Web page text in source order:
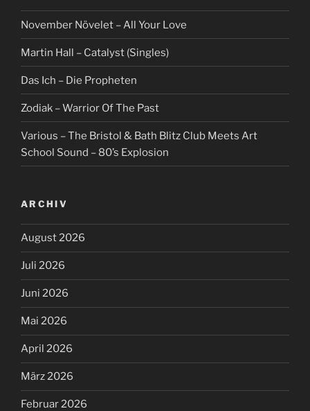
November Növelet – All Your Love
Martin Hall – Catalyst (Singles)
Das Ich – Die Propheten
Zodiak – Warrior Of The Past
Various – The Bristol & Bath Blitz Club Meets Art
School Sound – 80’s Explosion
ARCHIV
August 2026
Juli 2026
Juni 2026
Mai 2026
April 2026
März 2026
Februar 2026